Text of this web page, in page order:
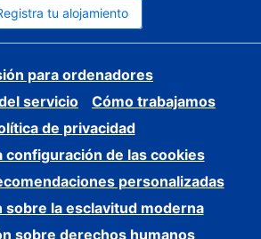
tu alojamiento
para ordenadores
servicio
Cómo trabajamos
de privacidad
configuración de las cookies
personalizadas
sobre la esclavitud moderna
sobre derechos humanos